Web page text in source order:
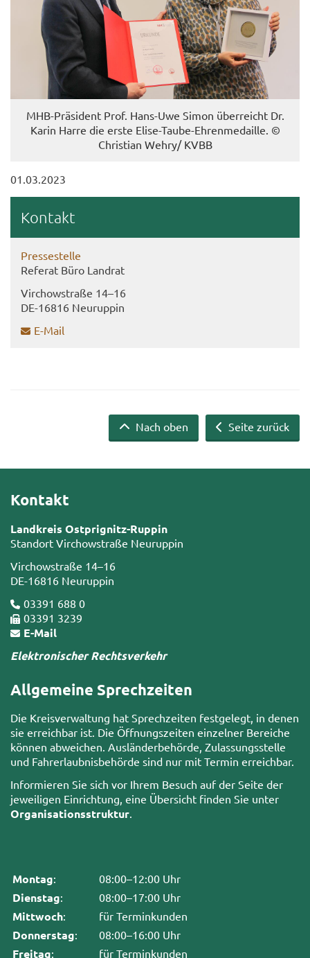
MHB-​Präsident Prof. Hans-​Uwe Simon über­reicht Dr.
Karin Harre die erste Elise-​Taube-Ehrenmedaille. ©
Chris­ti­an Wehry/ KVBB
01.03.2023
Kon­takt
Pres­se­stel­le
Re­fe­rat Büro Land­rat
Virch­ow­stra­ße 14–16
DE-​16816 Neu­rup­pin
E-​Mail
Seite zurück
Nach oben
Kontakt
Landkreis Ostprignitz-Ruppin
Standort Virchowstraße Neuruppin
Virchowstraße 14–16
DE-16816 Neuruppin
03391 688 0
03391 3239
E-Mail
Elektronischer Rechtsverkehr
Allgemeine Sprechzeiten
Die Kreisverwaltung hat Sprechzeiten festgelegt, in denen
sie erreichbar ist. Die Öffnungszeiten einzelner Bereiche
können abweichen. Ausländerbehörde, Zulassungsstelle
und Fahrerlaubnisbehörde sind nur mit Termin erreichbar.
Informieren Sie sich vor Ihrem Besuch auf der Seite der
jeweiligen Einrichtung, eine Übersicht finden Sie unter
Organisationsstruktur.
Montag: 08:00–12:00 Uhr
Dienstag: 08:00–17:00 Uhr
Mittwoch: für Terminkunden
Donnerstag: 08:00–16:00 Uhr
Freitag: für Terminkunden